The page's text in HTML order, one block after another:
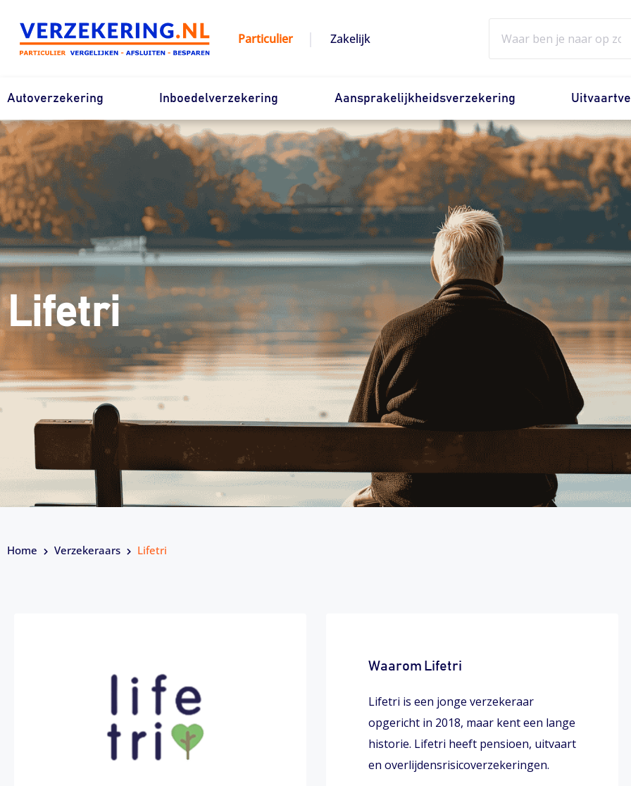
naar
inhoud
Particulier | Zakelijk
Autoverzekering Inboedelverzekering Aansprakelijkheidsverzekering
Lifetri
Home Verzekeraars Lifetri
Waarom Lifetri
Lifetri is een jonge verzekeraar
opgericht in 2018, maar kent een lange
historie. Lifetri heeft pensioen, uitvaart
en overlijdensrisicoverzekeringen.